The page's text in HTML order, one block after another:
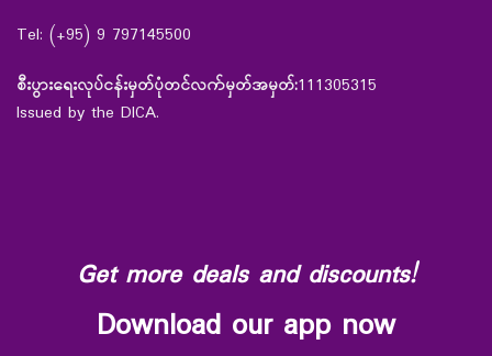
Tel: (+95) 9 797145500
စီးပွားရေးလုပ်ငန်းမှတ်ပုံတင်လက်မှတ်အမှတ်:111305315
Issued by the DICA.
Get more deals and discounts!
Download our app now